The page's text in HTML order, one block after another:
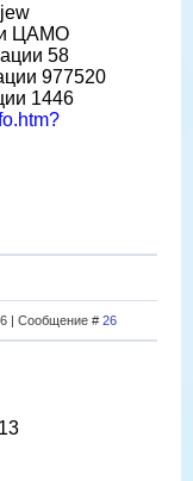
ЦАМО
58
977520
1446
| Сообщение # 26